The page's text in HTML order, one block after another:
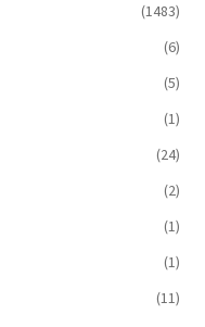
(1483)
(6)
(5)
(1)
(24)
(2)
(1)
(1)
(11)